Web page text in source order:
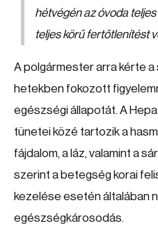
hétvégén az óvoda
teljes körű fertőtlenítést
A polgármester arra kérte a
hetekben fokozott
egészségi állapotát. A
tünetei közé tartozik a
fájdalom, a láz, valamint a
szerint a betegség korai
kezelése esetén általában
egészségkárosodás.